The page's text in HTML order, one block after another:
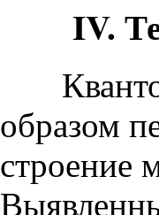
IV.
образом
строение